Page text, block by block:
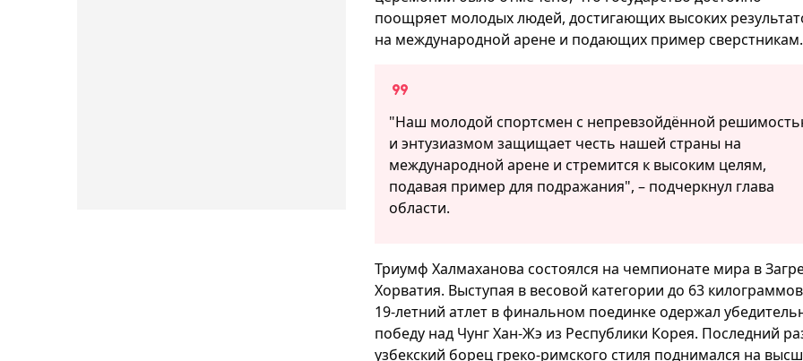
поощряет молодых людей, достигающих высоких
на международной арене и подающих пример сверстникам.
"Наш молодой спортсмен с непревзойдённой
и энтузиазмом защищает честь нашей страны на
международной арене и стремится к высоким целям,
подавая пример для подражания", – подчеркнул глава
области.
Триумф Халмаханова состоялся на чемпионате мира в
Хорватия. Выступая в весовой категории до 63
19-летний атлет в финальном поединке одержал
победу над Чунг Хан-Жэ из Республики Корея. Последний
узбекский борец греко-римского стиля поднимался на